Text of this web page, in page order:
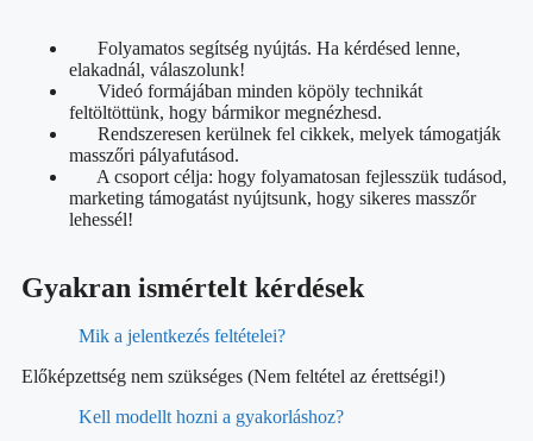
Folyamatos segítség nyújtás. Ha kérdésed lenne,
elakadnál, válaszolunk!
Videó formájában minden köpöly technikát
feltöltöttünk, hogy bármikor megnézhesd.
Rendszeresen kerülnek fel cikkek, melyek támogatják
masszőri pályafutásod.
A csoport célja: hogy folyamatosan fejlesszük tudásod,
marketing támogatást nyújtsunk, hogy sikeres masszőr
lehessél!
Gyakran ismértelt kérdések
Mik a jelentkezés feltételei?
Előképzettség nem szükséges (Nem feltétel az érettségi!)
Kell modellt hozni a gyakorláshoz?